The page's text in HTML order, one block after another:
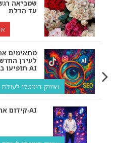
שמביאה
עד הדלת
מתאימים
לעידן
תופיעו בתשובות AI
שיווק דיגיטלי
קידום אתרים ל‑AI